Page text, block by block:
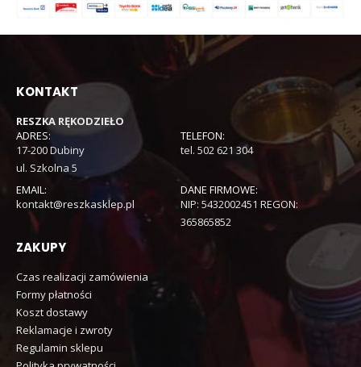
KONTAKT
RESZKA RĘKODZIEŁO
ADRES:
17-200 Dubiny
ul. Szkolna 5
TELEFON:
tel. 502 621 304
EMAIL:
kontakt@reszkasklep.pl
DANE FIRMOWE:
NIP: 5432002451 REGON:
365865852
ZAKUPY
Czas realizacji zamówienia
Formy płatności
Koszt dostawy
Reklamacje i zwroty
Regulamin sklepu